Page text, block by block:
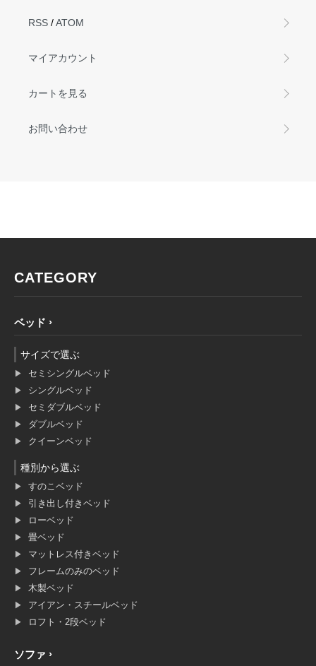
RSS /ATOM
マイアカウント
カートを見る
お問い合わせ
CATEGORY
ベッド
サイズで選ぶ
セミシングルベッド
シングルベッド
セミダブルベッド
ダブルベッド
クイーンベッド
種別から選ぶ
すのこベッド
引き出し付きベッド
ローベッド
畳ベッド
マットレス付きベッド
フレームのみのベッド
木製ベッド
アイアン・スチールベッド
ロフト・2段ベッド
ソファ